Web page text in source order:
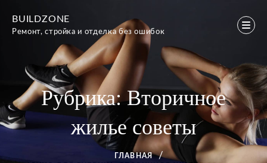
содержимому
BUILDZONE
Ремонт, стройка и отделка без ошибок
Рубрика:Вторичное
жилье советы
ГЛАВНАЯ